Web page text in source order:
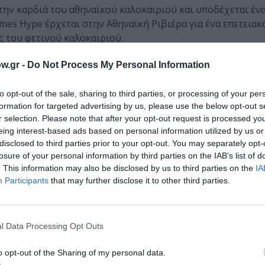
- Do Not Process My Personal Information
opt-out of the sale, sharing to third parties, or processing of your
for targeted advertising by us, please use the below opt-out
selection. Please note that after your opt-out request is processed
interest-based ads based on personal information utilized by us
to third parties prior to your opt-out. You may separately
of your personal information by third parties on the IAB’s list of
This information may also be disclosed by us to third parties on the
Participants that may further disclose it to other third parties.
Data Processing Opt Outs
opt-out of the Sharing of my personal data.
καρδιά του αθηναϊκού καλοκαιριού και υποδέχεται
Hype έρχεται στην Αθηναϊκή Ριβιέρα για ένα
του φετινού καλοκαιριού.
Jazzét Music Hall (04/07/26)
των Δημήτρη Ζαφειρέλη και Σάσας Παπαλάμπρου,
ανάμεσα στο πιάνο, την κιθάρα και τη φωνή.
της Πειραιώς 260 (05/07/26)
μια συνάντηση του έμπειρου ντράμερ
στο κοντραμπάσο, τον Σάββα Μάζη στο πιάνο και τον
στην Πειραιώς 260 (05/07/26)
Ελλήνων Μουσουργών παρουσιάζει ένα πρόγραμμα που
Πρόκειται για μια σταχυολόγηση έργων που είτε